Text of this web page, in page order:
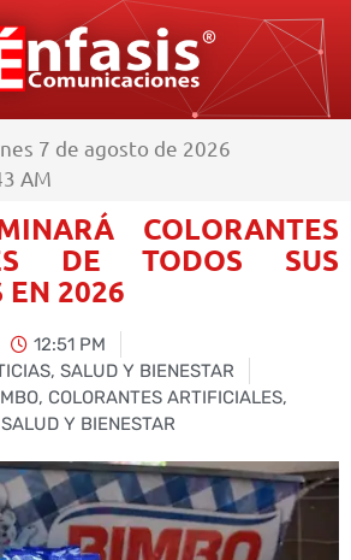
7 de agosto de 2026
AM
COLORANTES
DE TODOS SUS
EN 2026
12:51 PM
, SALUD Y BIENESTAR
, COLORANTES ARTIFICIALES,
SALUD Y BIENESTAR